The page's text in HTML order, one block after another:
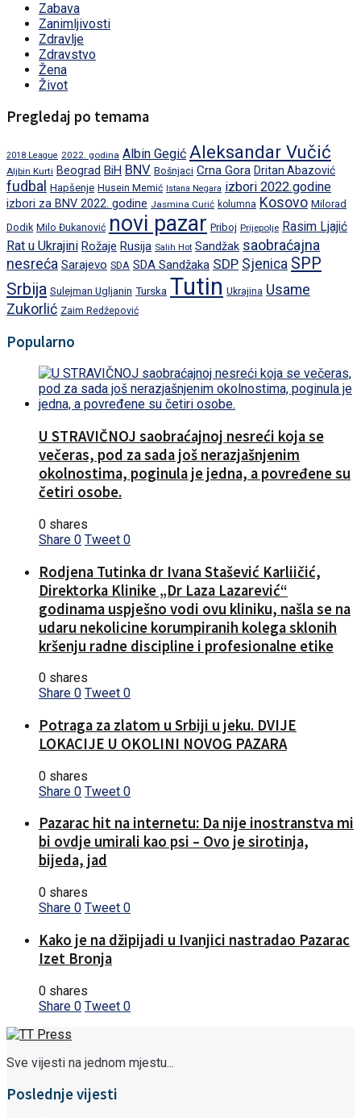
Zabava
Zanimljivosti
Zdravlje
Zdravstvo
Žena
Život
Pregledaj po temama
2018 League 2022. godina Albin Gegić Aleksandar Vučić
Aljbin Kurti Beograd BiH BNV Bošnjaci Crna Gora Dritan Abazović
fudbal Hapšenje Husein Memić Istana Negara izbori 2022.godine
izbori za BNV 2022. godine Jasmina Curić kolumna Kosovo Milorad
Dodik Milo Đukanović novi pazar Priboj Prijepolje Rasim Ljajić
Rat u Ukrajini Rožaje Rusija Salih Hot Sandžak saobraćajna
nesreća Sarajevo SDA SDA Sandžaka SDP Sjenica SPP
Srbija Sulejman Ugljanin Turska Tutin Ukrajina Usame
Zukorlić Zaim Redžepović
Popularno
U STRAVIČNOJ saobraćajnoj nesreći koja se
večeras, pod za sada još nerazjašnjenim
okolnostima, poginula je jedna, a povređene su
četiri osobe.
0 shares
Share 0 Tweet 0
Rodjena Tutinka dr Ivana Stašević Karliičić,
Direktorka Klinike „Dr Laza Lazarević“
godinama uspješno vodi ovu kliniku, našla se na
udaru nekolicine korumpiranih kolega sklonih
kršenju radne discipline i profesionalne etike
0 shares
Share 0 Tweet 0
Potraga za zlatom u Srbiji u jeku. DVIJE
LOKACIJE U OKOLINI NOVOG PAZARA
0 shares
Share 0 Tweet 0
Pazarac hit na internetu: Da nije inostranstva mi
bi ovdje umirali kao psi – Ovo je sirotinja,
bijeda, jad
0 shares
Share 0 Tweet 0
Kako je na džipijadi u Ivanjici nastradao Pazarac
Izet Bronja
0 shares
Share 0 Tweet 0
Sve vijesti na jednom mjestu...
Poslednje vijesti